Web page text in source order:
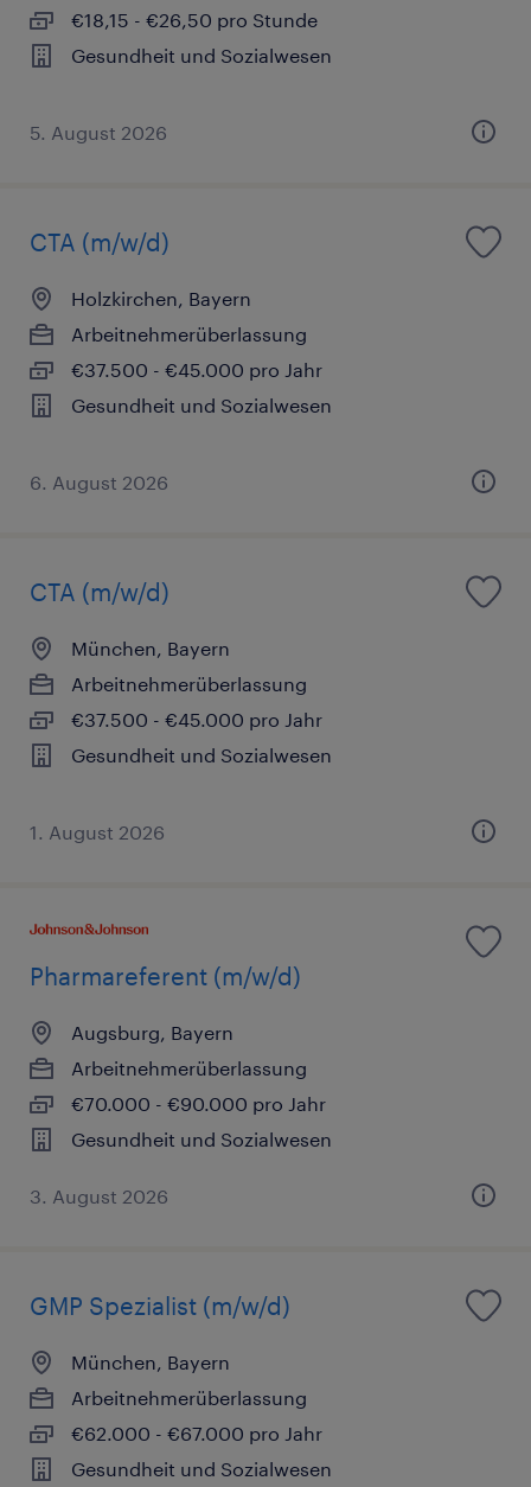
€18,15 - €26,50 pro Stunde
Gesundheit und Sozialwesen
5. August 2026
CTA (m/w/d)
Holzkirchen, Bayern
Arbeitnehmerüberlassung
€37.500 - €45.000 pro Jahr
Gesundheit und Sozialwesen
6. August 2026
CTA (m/w/d)
München, Bayern
Arbeitnehmerüberlassung
€37.500 - €45.000 pro Jahr
Gesundheit und Sozialwesen
1. August 2026
Pharmareferent (m/w/d)
Augsburg, Bayern
Arbeitnehmerüberlassung
€70.000 - €90.000 pro Jahr
Gesundheit und Sozialwesen
3. August 2026
GMP Spezialist (m/w/d)
München, Bayern
Arbeitnehmerüberlassung
€62.000 - €67.000 pro Jahr
Gesundheit und Sozialwesen